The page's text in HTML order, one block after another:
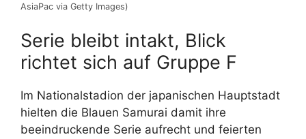
AsiaPac via Getty Images)
Serie bleibt intakt, Blick
richtet sich auf Gruppe F
Im Nationalstadion der japanischen Hauptstadt
hielten die Blauen Samurai damit ihre
beeindruckende Serie aufrecht und feierten